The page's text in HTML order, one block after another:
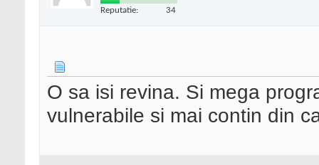
Reputatie: 34
O sa isi revina. Si mega
vulnerabile si mai contin din